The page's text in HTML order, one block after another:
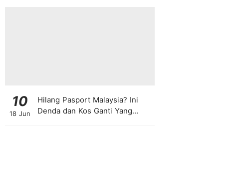
10
18 Jun
Hilang Pasport Malaysia? Ini
Denda dan Kos Ganti Yang